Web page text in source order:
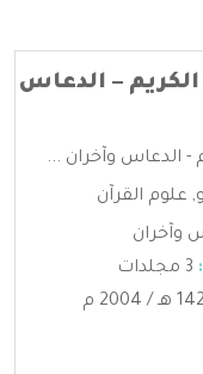
الكريم – الدعاس
- الدعاس وآخران ...
, علوم القرآن
وآخران